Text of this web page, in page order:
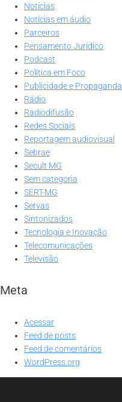
Notícias
Notícias em áudio
Parceiros
Pensamento Jurídico
Podcast
Política em Foco
Publicidade e Propaganda
Rádio
Radiodifusão
Redes Sociais
Reportagem audiovisual
Sebrae
Secult MG
Sem categoria
SERT-MG
Servas
Sintonizados
Tecnologia e Inovação
Telecomunicações
Televisão
Meta
Acessar
Feed de posts
Feed de comentários
WordPress.org